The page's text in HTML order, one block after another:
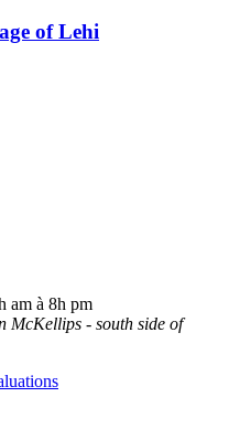
of Lehi
am à 8h pm
McKellips - south side of